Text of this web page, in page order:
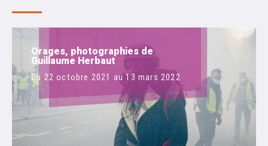
Orages, photographies de
Guillaume Herbaut
Du 22 octobre 2021 au 13 mars 2022